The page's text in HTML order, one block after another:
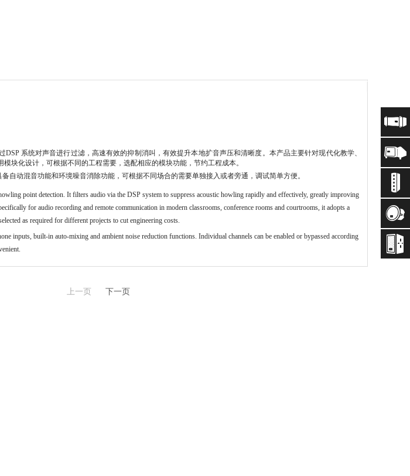
系统对声音进行过滤，高速有效的抑制消叫，有效提升本地扩音声压和清晰度。本产品主要针对现代化教学、
块化设计，可根据不同的工程需要，选配相应的模块功能，节约工程成本。
自动混音功能和环境噪音消除功能，可根据不同场合的需要单独接入或者旁通，调试简单方便。
point detection. It filters audio via the DSP system to suppress acoustic howling rapidly and effectively, greatly improving
for audio recording and remote communication in modern classrooms, conference rooms and courtrooms, it adopts a
as required for different projects to cut engineering costs.
inputs, built-in auto-mixing and ambient noise reduction functions. Individual channels can be enabled or bypassed according
上一页 下一页